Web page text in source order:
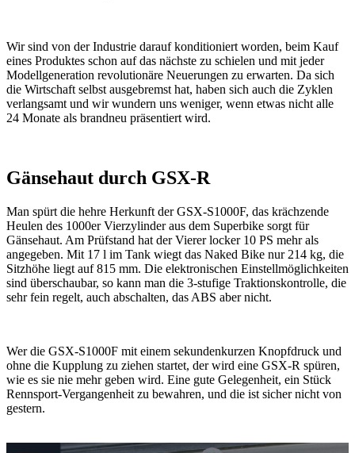
Wir sind von der Industrie darauf konditioniert worden, beim Kauf
eines Produktes schon auf das nächste zu schielen und mit jeder
Modellgeneration revolutionäre Neuerungen zu erwarten. Da sich
die Wirtschaft selbst ausgebremst hat, haben sich auch die Zyklen
verlangsamt und wir wundern uns weniger, wenn etwas nicht alle
24 Monate als brandneu präsentiert wird.
Gänsehaut durch GSX-R
Man spürt die hehre Herkunft der GSX-S1000F, das krächzende
Heulen des 1000er Vierzylinder aus dem Superbike sorgt für
Gänsehaut. Am Prüfstand hat der Vierer locker 10 PS mehr als
angegeben. Mit 17 l im Tank wiegt das Naked Bike nur 214 kg, die
Sitzhöhe liegt auf 815 mm. Die elektronischen Einstellmöglichkeiten
sind überschaubar, so kann man die 3-stufige Traktionskontrolle, die
sehr fein regelt, auch abschalten, das ABS aber nicht.
Wer die GSX-S1000F mit einem sekundenkurzen Knopfdruck und
ohne die Kupplung zu ziehen startet, der wird eine GSX-R spüren,
wie es sie nie mehr geben wird. Eine gute Gelegenheit, ein Stück
Rennsport-Vergangenheit zu bewahren, und die ist sicher nicht von
gestern.